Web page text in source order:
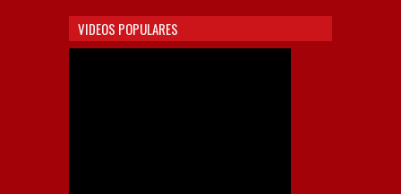
VIDEOS POPULARES